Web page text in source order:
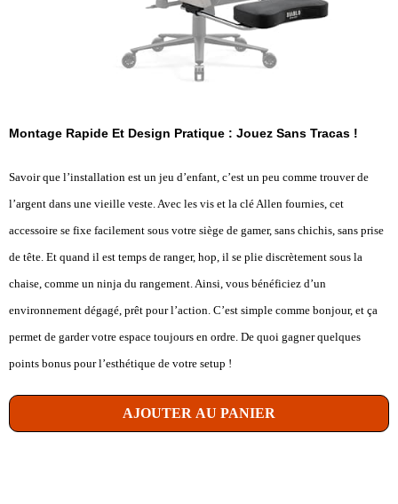
Montage Rapide Et Design Pratique : Jouez Sans Tracas !
Savoir que l’installation est un jeu d’enfant, c’est un peu comme trouver de
l’argent dans une vieille veste. Avec les vis et la clé Allen fournies, cet
accessoire se fixe facilement sous votre siège de gamer, sans chichis, sans prise
de tête. Et quand il est temps de ranger, hop, il se plie discrètement sous la
chaise, comme un ninja du rangement. Ainsi, vous bénéficiez d’un
environnement dégagé, prêt pour l’action. C’est simple comme bonjour, et ça
permet de garder votre espace toujours en ordre. De quoi gagner quelques
points bonus pour l’esthétique de votre setup !
AJOUTER AU PANIER